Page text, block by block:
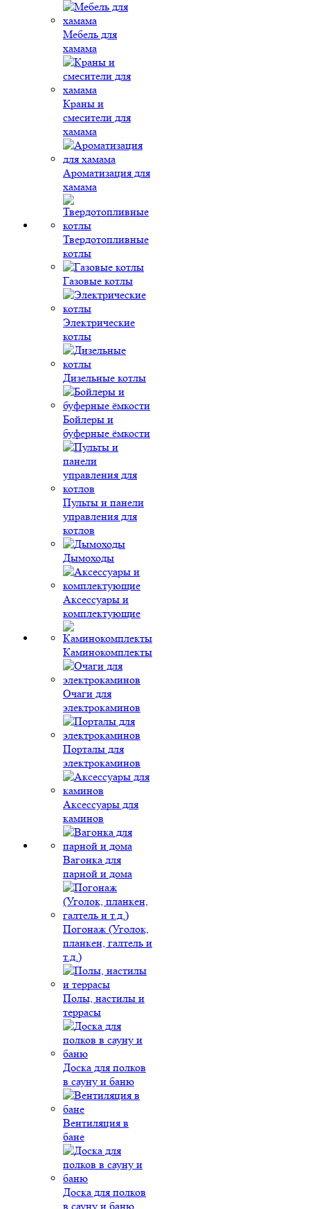
Мебель для
хамама
Краны и
смесители для
хамама
Ароматизация для
хамама
Твердотопливные
котлы
Газовые котлы
Электрические
котлы
Дизельные котлы
Бойлеры и
буферные ёмкости
Пульты и панели
управления для
котлов
Дымоходы
Аксессуары и
комплектующие
Каминокомплекты
Очаги для
электрокаминов
Порталы для
электрокаминов
Аксессуары для
каминов
Вагонка для
парной и дома
Погонаж (Уголок,
планкен, галтель и
т.д.)
Полы, настилы и
террасы
Доска для полков
в сауну и баню
Вентиляция в
бане
Доска для полков
в сауну и баню